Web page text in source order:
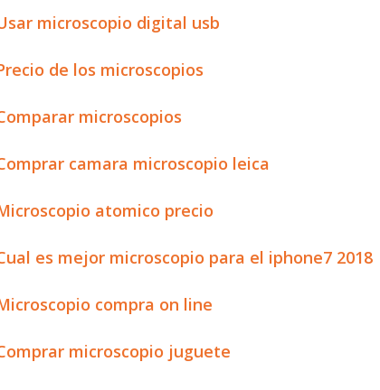
microscopio digital usb
de los microscopios
microscopios
camara microscopio leica
atomico precio
es mejor microscopio para el iphone7 2018
compra on line
microscopio juguete